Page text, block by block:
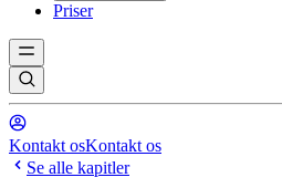
Priser
Kontakt osKontakt os
Se alle kapitler